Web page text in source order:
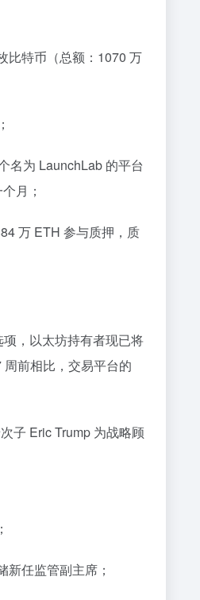
比特币（总额：1070 万
名为 LaunchLab 的平台
月；
万 ETH 参与质押，质
，以太坊持有者现已将
前相比，交易平台的
子 Eric Trump 为战略顾
任监管副主席；